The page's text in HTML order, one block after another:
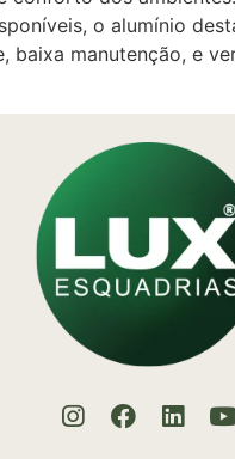
o alumínio
baixa manutenção, e